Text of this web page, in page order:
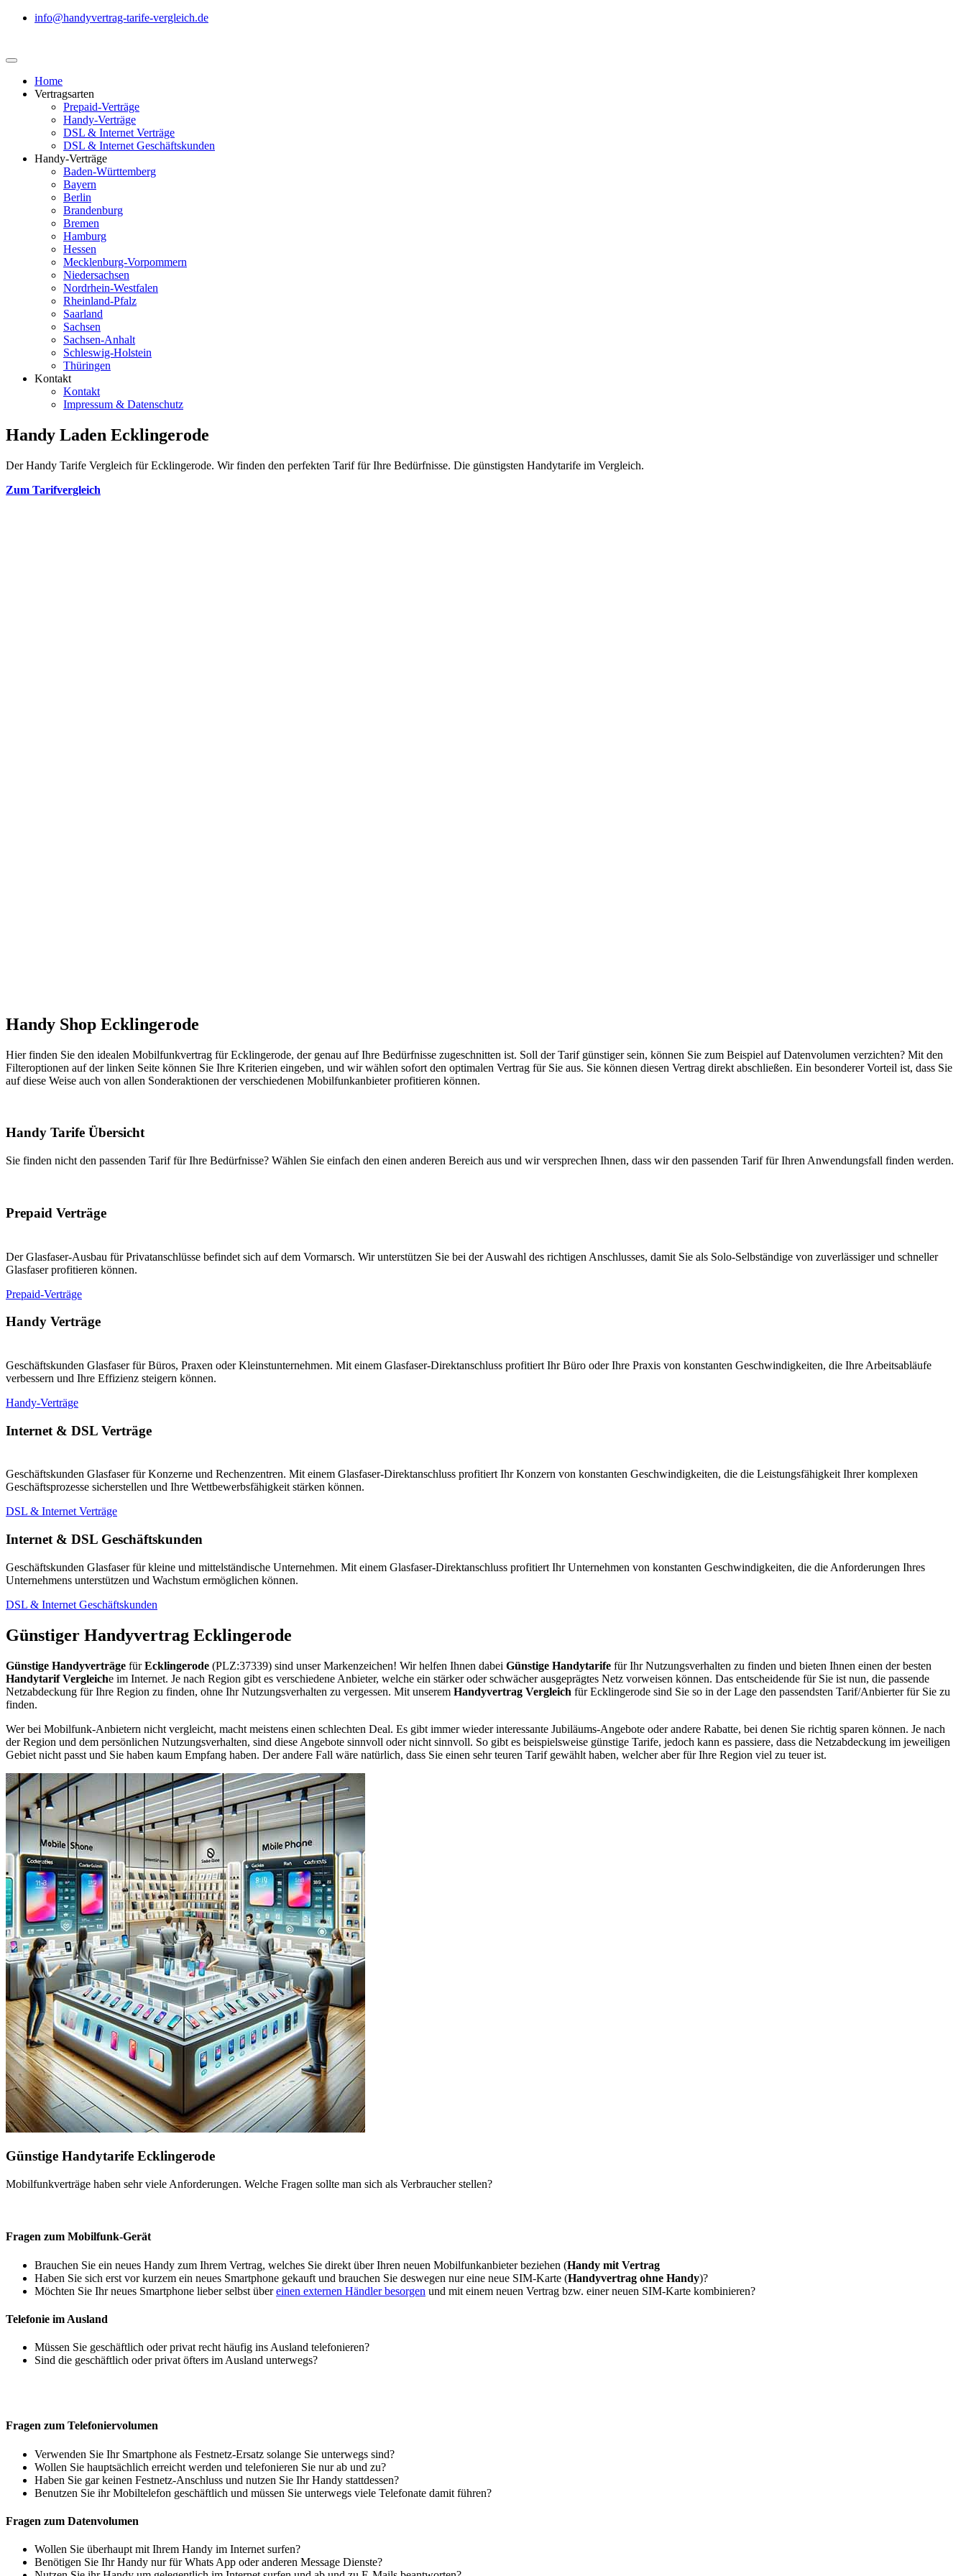
info@handyvertrag-tarife-vergleich.de
Home
Vertragsarten
Prepaid-Verträge
Handy-Verträge
DSL & Internet Verträge
DSL & Internet Geschäftskunden
Handy-Verträge
Baden-Württemberg
Bayern
Berlin
Brandenburg
Bremen
Hamburg
Hessen
Mecklenburg-Vorpommern
Niedersachsen
Nordrhein-Westfalen
Rheinland-Pfalz
Saarland
Sachsen
Sachsen-Anhalt
Schleswig-Holstein
Thüringen
Kontakt
Kontakt
Impressum & Datenschutz
Handy Laden Ecklingerode
Der Handy Tarife Vergleich für Ecklingerode. Wir finden den perfekten Tarif für Ihre Bedürfnisse. Die günstigsten Handytarife im Vergleich.
Zum Tarifvergleich
Handy Shop Ecklingerode
Hier finden Sie den idealen Mobilfunkvertrag für Ecklingerode, der genau auf Ihre Bedürfnisse zugeschnitten ist. Soll der Tarif günstiger sein, können Sie zum Beispiel auf Datenvolumen verzichten? Mit den
Filteroptionen auf der linken Seite können Sie Ihre Kriterien eingeben, und wir wählen sofort den optimalen Vertrag für Sie aus. Sie können diesen Vertrag direkt abschließen. Ein besonderer Vorteil ist, dass Sie
auf diese Weise auch von allen Sonderaktionen der verschiedenen Mobilfunkanbieter profitieren können.
Handy Tarife Übersicht
Sie finden nicht den passenden Tarif für Ihre Bedürfnisse? Wählen Sie einfach den einen anderen Bereich aus und wir versprechen Ihnen, dass wir den passenden Tarif für Ihren Anwendungsfall finden werden.
Prepaid Verträge
Der Glasfaser-Ausbau für Privatanschlüsse befindet sich auf dem Vormarsch. Wir unterstützen Sie bei der Auswahl des richtigen Anschlusses, damit Sie als Solo-Selbständige von zuverlässiger und schneller
Glasfaser profitieren können.
Prepaid-Verträge
Handy Verträge
Geschäftskunden Glasfaser für Büros, Praxen oder Kleinstunternehmen. Mit einem Glasfaser-Direktanschluss profitiert Ihr Büro oder Ihre Praxis von konstanten Geschwindigkeiten, die Ihre Arbeitsabläufe
verbessern und Ihre Effizienz steigern können.
Handy-Verträge
Internet & DSL Verträge
Geschäftskunden Glasfaser für Konzerne und Rechenzentren. Mit einem Glasfaser-Direktanschluss profitiert Ihr Konzern von konstanten Geschwindigkeiten, die die Leistungsfähigkeit Ihrer komplexen
Geschäftsprozesse sicherstellen und Ihre Wettbewerbsfähigkeit stärken können.
DSL & Internet Verträge
Internet & DSL Geschäftskunden
Geschäftskunden Glasfaser für kleine und mittelständische Unternehmen. Mit einem Glasfaser-Direktanschluss profitiert Ihr Unternehmen von konstanten Geschwindigkeiten, die die Anforderungen Ihres
Unternehmens unterstützen und Wachstum ermöglichen können.
DSL & Internet Geschäftskunden
Günstiger Handyvertrag Ecklingerode
Günstige Handyverträge fürEcklingerode (PLZ:37339) sind unser Markenzeichen! Wir helfen Ihnen dabei Günstige Handytarife für Ihr Nutzungsverhalten zu finden und bieten Ihnen einen der besten
Handytarif Vergleiche im Internet. Je nach Region gibt es verschiedene Anbieter, welche ein stärker oder schwächer ausgeprägtes Netz vorweisen können. Das entscheidende für Sie ist nun, die passende
Netzabdeckung für Ihre Region zu finden, ohne Ihr Nutzungsverhalten zu vergessen. Mit unserem Handyvertrag Vergleich für Ecklingerode sind Sie so in der Lage den passendsten Tarif/Anbierter für Sie zu
finden.
Wer bei Mobilfunk-Anbietern nicht vergleicht, macht meistens einen schlechten Deal. Es gibt immer wieder interessante Jubiläums-Angebote oder andere Rabatte, bei denen Sie richtig sparen können. Je nach
der Region und dem persönlichen Nutzungsverhalten, sind diese Angebote sinnvoll oder nicht sinnvoll. So gibt es beispielsweise günstige Tarife, jedoch kann es passiere, dass die Netzabdeckung im jeweiligen
Gebiet nicht passt und Sie haben kaum Empfang haben. Der andere Fall wäre natürlich, dass Sie einen sehr teuren Tarif gewählt haben, welcher aber für Ihre Region viel zu teuer ist.
Günstige Handytarife Ecklingerode
Mobilfunkverträge haben sehr viele Anforderungen. Welche Fragen sollte man sich als Verbraucher stellen?
Fragen zum Mobilfunk-Gerät
Brauchen Sie ein neues Handy zum Ihrem Vertrag, welches Sie direkt über Ihren neuen Mobilfunkanbieter beziehen (Handy mit Vertrag
Haben Sie sich erst vor kurzem ein neues Smartphone gekauft und brauchen Sie deswegen nur eine neue SIM-Karte (Handyvertrag ohne Handy)?
Möchten Sie Ihr neues Smartphone lieber selbst übereinen externen Händler besorgen und mit einem neuen Vertrag bzw. einer neuen SIM-Karte kombinieren?
Telefonie im Ausland
Müssen Sie geschäftlich oder privat recht häufig ins Ausland telefonieren?
Sind die geschäftlich oder privat öfters im Ausland unterwegs?
Fragen zum Telefoniervolumen
Verwenden Sie Ihr Smartphone als Festnetz-Ersatz solange Sie unterwegs sind?
Wollen Sie hauptsächlich erreicht werden und telefonieren Sie nur ab und zu?
Haben Sie gar keinen Festnetz-Anschluss und nutzen Sie Ihr Handy stattdessen?
Benutzen Sie ihr Mobiltelefon geschäftlich und müssen Sie unterwegs viele Telefonate damit führen?
Fragen zum Datenvolumen
Wollen Sie überhaupt mit Ihrem Handy im Internet surfen?
Benötigen Sie Ihr Handy nur für Whats App oder anderen Message Dienste?